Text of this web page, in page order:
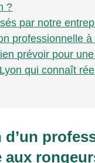
?
par notre
professionnelle
prévoir pour
qui connaît